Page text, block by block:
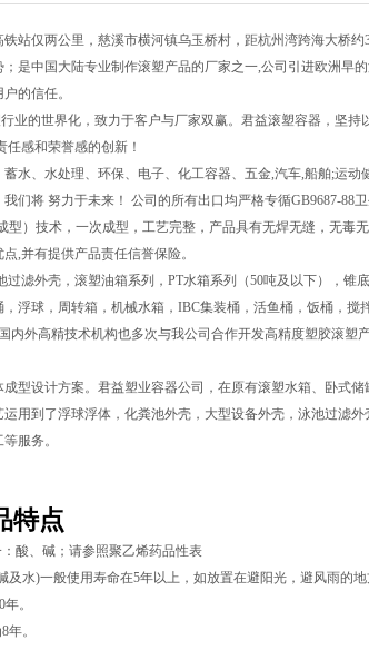
站仅两公里，慈溪市横河镇乌玉桥村，距杭州湾跨海大桥约
是中国大陆专业制作滚塑产品的厂家之一,公司引进欧洲早
的信任。
业的世界化，致力于客户与厂家双赢。君益滚塑容器，坚持
感和荣誉感的创新！
水、水处理、环保、电子、化工容器、五金,汽车,船舶;运动
们将 努力于未来！ 公司的所有出口均严格专循GB9687-88
型）技术，一次成型，工艺完整，产品具有无焊无缝，无
,并有提供产品责任信誉保险。
滤外壳，滚塑油箱系列，PT水箱系列（50吨及以下），锥
，浮球，周转箱，机械水箱，IBC集装桶，活鱼桶，饭桶
内外高精技术机构也多次与我公司合作开发高精度塑胶滚塑
设计方案。君益塑业容器公司，在原有滚塑水箱、卧式
用到了浮球浮体，化粪池外壳，大型设备外壳，泳池过滤
服务。
特点
酸、碱；请参照聚乙烯药品性表
水)一般使用寿命在5年以上，如放置在避阳光，避风雨的地
年。
8年。